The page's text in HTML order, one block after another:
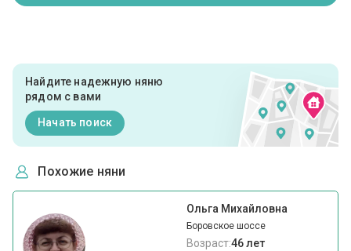
Найдите надежную няню
рядом с вами
Начать поиск
Похожие няни
Ольга Михайловна
Боровское шоссе
Возраст:46 лет